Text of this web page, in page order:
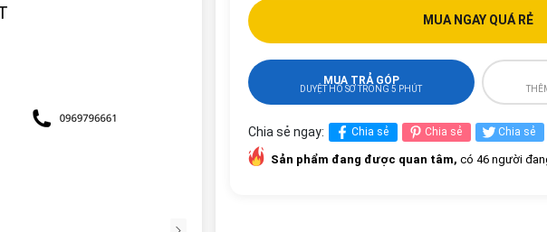
MUA NGAY QUÁ RẺ
MUA TRẢ GÓP
DUYỆT HỒ SƠ TRONG 5 PHÚT
Chia sẻ ngay: Chia sẻ Chia sẻ Chia sẻ
Sản phẩm đang được quan tâm, có 46 người